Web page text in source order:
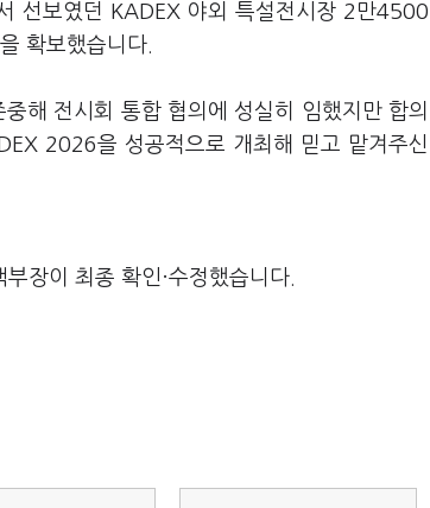
선보였던 KADEX 야외 특설전시장 2만4500
확보했습니다.
해 전시회 통합 협의에 성실히 임했지만 합의
2026을 성공적으로 개최해 믿고 맡겨주신
장이 최종 확인·수정했습니다.